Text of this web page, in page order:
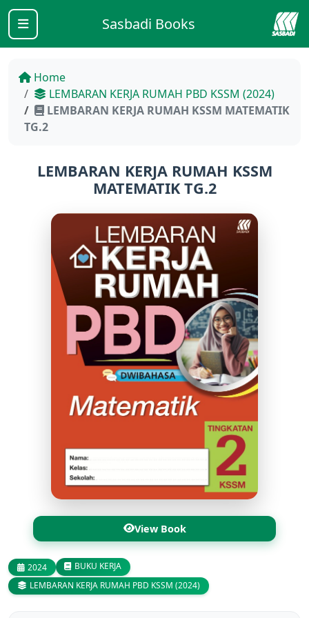
Sasbadi Books
Home
LEMBARAN KERJA RUMAH PBD KSSM (2024)
LEMBARAN KERJA RUMAH KSSM MATEMATIK
TG.2
LEMBARAN KERJA RUMAH KSSM
MATEMATIK TG.2
View Book
2024
BUKU KERJA
LEMBARAN KERJA RUMAH PBD KSSM (2024)